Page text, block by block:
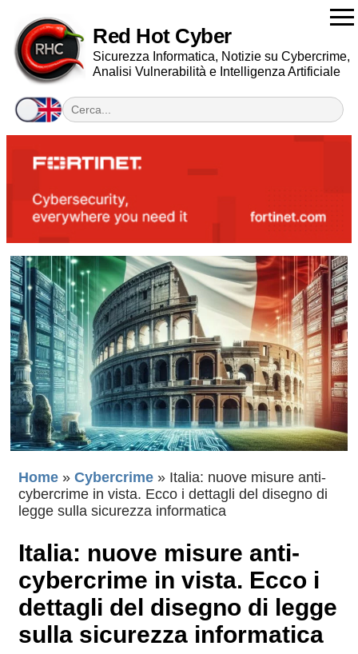
Red Hot Cyber
Sicurezza Informatica, Notizie su Cybercrime,
Analisi Vulnerabilità e Intelligenza Artificiale
Home » Cybercrime » Italia: nuove misure anti-
cybercrime in vista. Ecco i dettagli del disegno di
legge sulla sicurezza informatica
Italia: nuove misure anti-
cybercrime in vista. Ecco i
dettagli del disegno di legge
sulla sicurezza informatica